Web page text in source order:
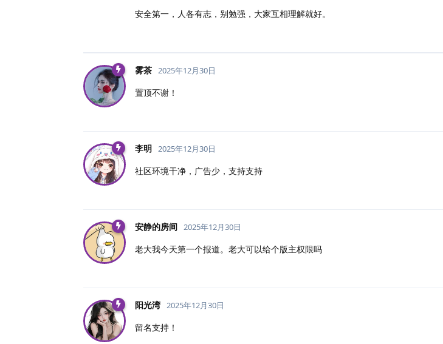
安全第一，人各有志，别勉强，大家互相理解就好。
雾茶 2025年12月30日
置顶不谢！
李明 2025年12月30日
社区环境干净，广告少，支持支持
安静的房间 2025年12月30日
老大我今天第一个报道。老大可以给个版主权限吗
阳光湾 2025年12月30日
留名支持！